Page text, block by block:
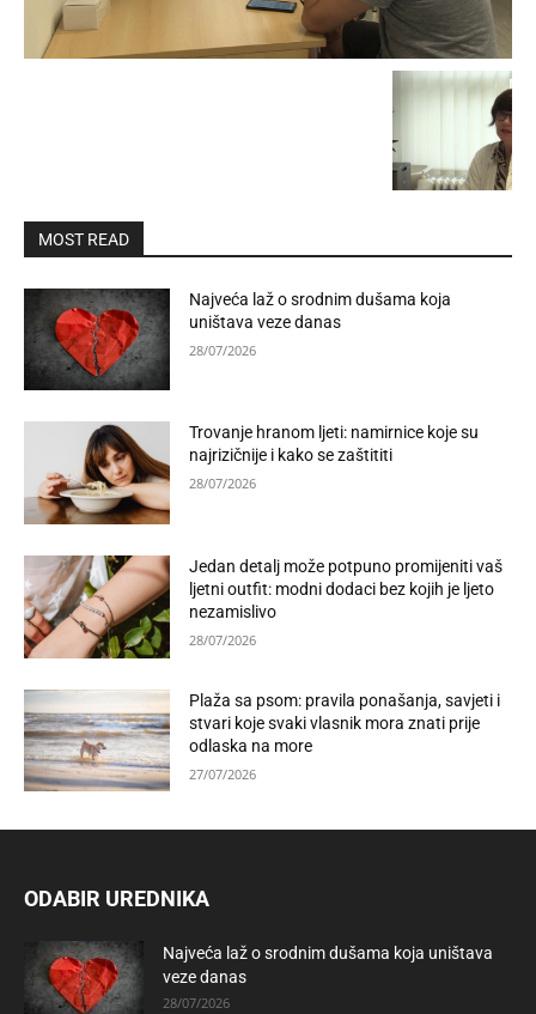
MOST READ
Najveća laž o srodnim dušama koja
uništava veze danas
28/07/2026
Trovanje hranom ljeti: namirnice koje su
najrizičnije i kako se zaštititi
28/07/2026
Jedan detalj može potpuno promijeniti vaš
ljetni outfit: modni dodaci bez kojih je ljeto
nezamislivo
28/07/2026
Plaža sa psom: pravila ponašanja, savjeti i
stvari koje svaki vlasnik mora znati prije
odlaska na more
27/07/2026
ODABIR UREDNIKA
Najveća laž o srodnim dušama koja uništava
veze danas
28/07/2026